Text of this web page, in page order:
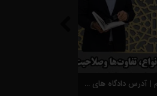
جرم ربا و معامله ربوی؛ مفهوم، شرایط تحقق، مجازات و نقش وکیل